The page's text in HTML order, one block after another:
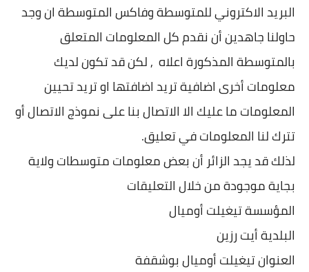
البريد الاكتروني للمتوسطة وفاكس المتوسطة ان وجد
حاولنا جاهدين أن نقدم كل المعلومات المتعلق
بالمتوسطة المذكورة اعلاه , لكن قد تكون لديك
معلومات أخرى اضافية تريد اضافتها او تريد تحيين
المعلومات ما عليك الا الاتصال بنا على نموذج الاتصال أو
تترك لنا المعلومات في تعليق.
لذلك قد يجد الزائر أن بعض معلومات متوسطات ولاية
بجاية موجودة من خلال التعليقات
المؤسسة تيغيلت أوميال
البلدية أيت رزين
العنوان تيغيلت أوميال بوشقفة